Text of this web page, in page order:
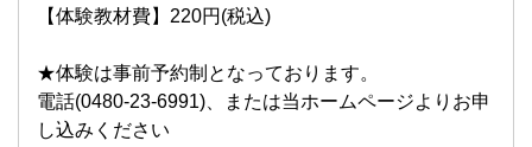
【体験教材費】220円(税込)
★体験は事前予約制となっております。
電話(0480-23-6991)、または当ホームページよりお申
し込みください